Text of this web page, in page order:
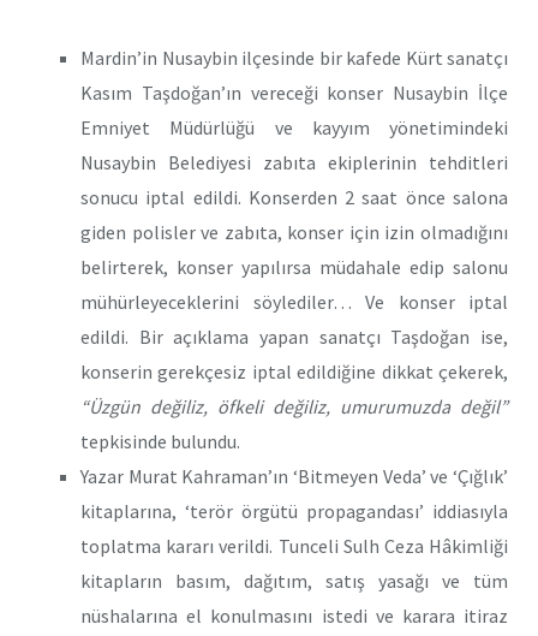
Mardin’in Nusaybin ilçesinde bir kafede Kürt sanatçı
Kasım Taşdoğan’ın vereceği konser Nusaybin İlçe
Emniyet Müdürlüğü ve kayyım yönetimindeki
Nusaybin Belediyesi zabıta ekiplerinin tehditleri
sonucu iptal edildi. Konserden 2 saat önce salona
giden polisler ve zabıta, konser için izin olmadığını
belirterek, konser yapılırsa müdahale edip salonu
mühürleyeceklerini söylediler… Ve konser iptal
edildi. Bir açıklama yapan sanatçı Taşdoğan ise,
konserin gerekçesiz iptal edildiğine dikkat çekerek,
“Üzgün değiliz, öfkeli değiliz, umurumuzda değil”
tepkisinde bulundu.
Yazar Murat Kahraman’ın ‘Bitmeyen Veda’ ve ‘Çığlık’
kitaplarına, ‘terör örgütü propagandası’ iddiasıyla
toplatma kararı verildi. Tunceli Sulh Ceza Hâkimliği
kitapların basım, dağıtım, satış yasağı ve tüm
nüshalarına el konulmasını istedi ve karara itiraz